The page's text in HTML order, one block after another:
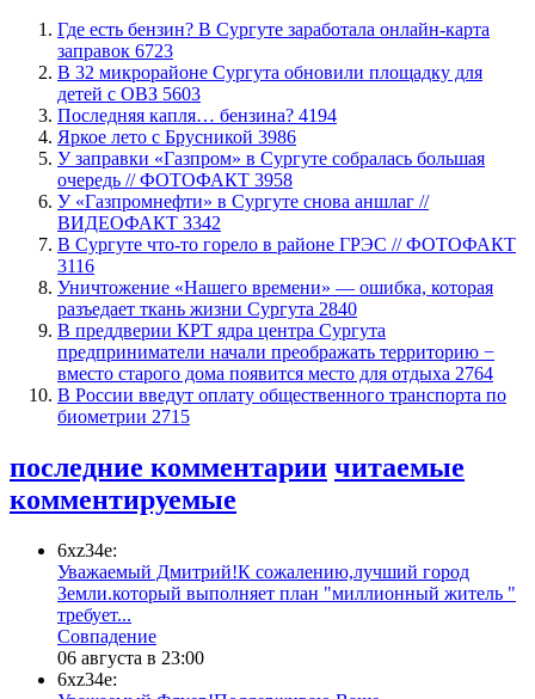
​Где есть бензин? В Сургуте заработала онлайн-карта
заправок 6723
В 32 микрорайоне Сургута обновили площадку для
детей с ОВЗ 5603
​Последняя капля… бензина? 4194
Яркое лето с Брусникой 3986
​У заправки «Газпром» в Сургуте собралась большая
очередь // ФОТОФАКТ 3958
У «Газпромнефти» в Сургуте снова аншлаг //
ВИДЕОФАКТ 3342
​В Сургуте что-то горело в районе ГРЭС // ФОТОФАКТ
3116
​Уничтожение «Нашего времени» — ошибка, которая
разъедает ткань жизни Сургута 2840
​В преддверии КРТ ядра центра Сургута
предприниматели начали преображать территорию −
вместо старого дома появится место для отдыха 2764
В России введут оплату общественного транспорта по
биометрии 2715
последние комментарии читаемые
комментируемые
6xz34e:
Уважаемый Дмитрий!К сожалению,лучший город
Земли.который выполняет план "миллионный житель "
требует...
​Совпадение
06 августа в 23:00
6xz34e: